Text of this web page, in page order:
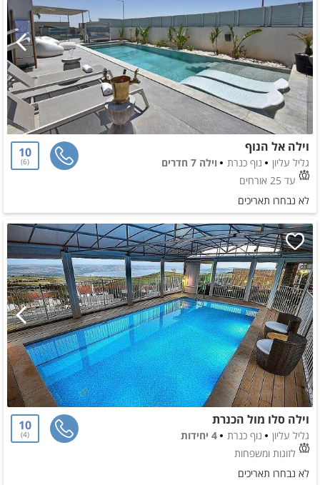
וילה אל הנוף
גליל עליון נוף כנרת
וילה 7 חדרים
עד 25 אורחים
10
6
לא נבחרו תאריכים
וילה סלו מול הכנרת
גליל עליון נוף כנרת
4 יחידות
לזוגות ומשפחות
10
4
לא נבחרו תאריכים